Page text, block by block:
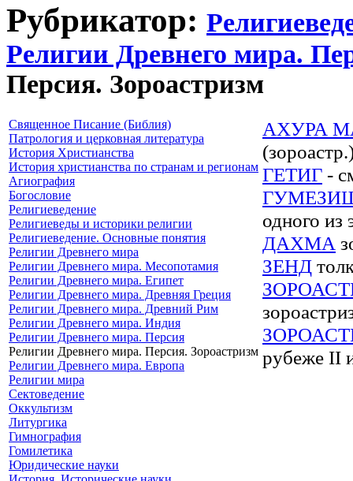
Рубрикатор:
Религии Древнего мира.
Персия. Зороастризм
Священное Писание (Библия)
Патрология и церковная литература
История Христианства
История христианства по странам и регионам
Агиография
Богословие
Религиеведение
Религиеведы и историки религии
Религиеведение. Основные понятия
Религии Древнего мира
Религии Древнего мира. Месопотамия
Религии Древнего мира. Египет
Религии Древнего мира. Древняя Греция
Религии Древнего мира. Древний Рим
Религии Древнего мира. Индия
Религии Древнего мира. Персия
Религии Древнего мира. Персия. Зороастризм
Религии Древнего мира. Европа
Религии мира
Сектоведение
Оккультизм
Литургика
Гимнография
Гомилетика
Юридические науки
АХУРА
ГЕТИГ -
одного из
ДАХМА
ЗЕНД
рубеже II